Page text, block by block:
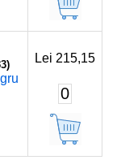
Lei 215,15
0